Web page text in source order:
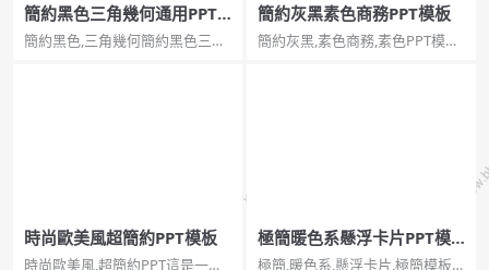
簡約黑色三角幾何通用PPT
模板
簡約黑色,三角幾何簡約黑色三角
簡約灰黑素色商務PPT模板
簡約灰黑,素色商務,素色PPT模板
時尚歐美風超簡約PPT模板
時尚歐美風,超簡約PPT這是一份
極簡暖色系懸浮卡片PPT模
板
極簡,暖色系,懸浮卡片,極簡模板